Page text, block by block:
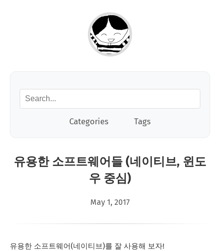
Categories Tags
유용한 소프트웨어들 (네이티브, 윈도
우 중심)
May 1, 2017
유용한 소프트웨어(네이티브)를 잘 사용해 보자!